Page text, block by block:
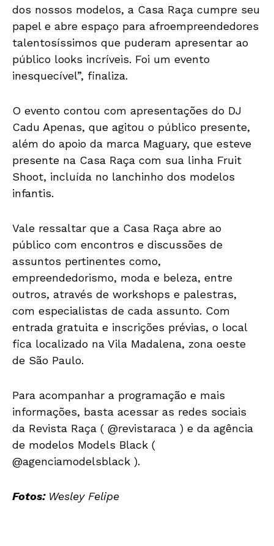
dos nossos modelos, a Casa Raça cumpre seu
papel e abre espaço para afroempreendedores
talentosíssimos que puderam apresentar ao
público looks incríveis. Foi um evento
inesquecível”, finaliza.
O evento contou com apresentações do DJ
Cadu Apenas, que agitou o público presente,
além do apoio da marca Maguary, que esteve
presente na Casa Raça com sua linha Fruit
Shoot, incluída no lanchinho dos modelos
infantis.
Vale ressaltar que a Casa Raça abre ao
público com encontros e discussões de
assuntos pertinentes como,
empreendedorismo, moda e beleza, entre
outros, através de workshops e palestras,
com especialistas de cada assunto. Com
entrada gratuita e inscrições prévias, o local
fica localizado na Vila Madalena, zona oeste
de São Paulo.
Para acompanhar a programação e mais
informações, basta acessar as redes sociais
da Revista Raça ( @revistaraca ) e da agência
de modelos Models Black (
@agenciamodelsblack ).
Fotos: Wesley Felipe